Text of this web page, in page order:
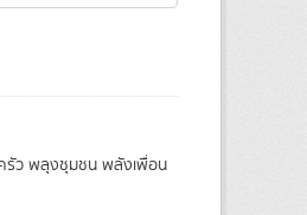
รัว พลุงชุมชน พลังเพื่อน